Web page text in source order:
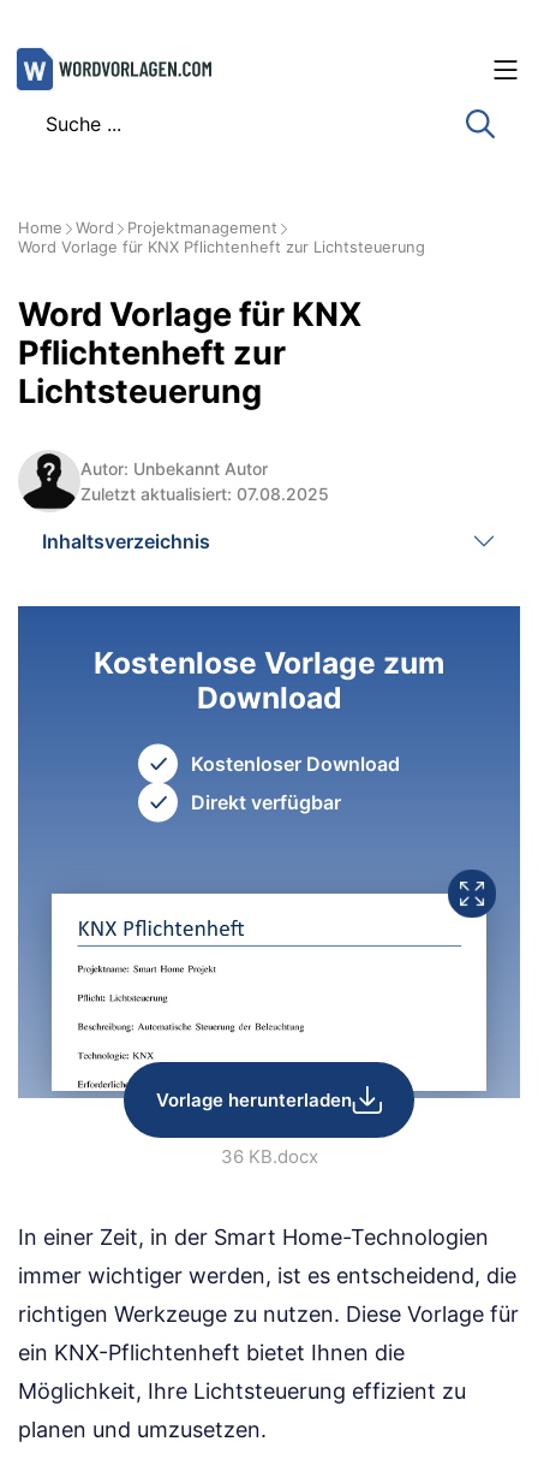
Zum
Inhalt
Home Word
Projektmanagement
Word Vorlage für KNX Pflichtenheft zur Lichtsteuerung
Word Vorlage für KNX
Pflichtenheft zur
Lichtsteuerung
Autor: Unbekannt Autor
Zuletzt aktualisiert: 07.08.2025
Inhaltsverzeichnis
Kostenlose Vorlage zum
Download
Kostenloser Download
Direkt verfügbar
Vorlage herunterladen
36 KB.docx
In einer Zeit, in der Smart Home-Technologien
immer wichtiger werden, ist es entscheidend, die
richtigen Werkzeuge zu nutzen. Diese Vorlage für
ein KNX-Pflichtenheft bietet Ihnen die
Möglichkeit, Ihre Lichtsteuerung effizient zu
planen und umzusetzen.